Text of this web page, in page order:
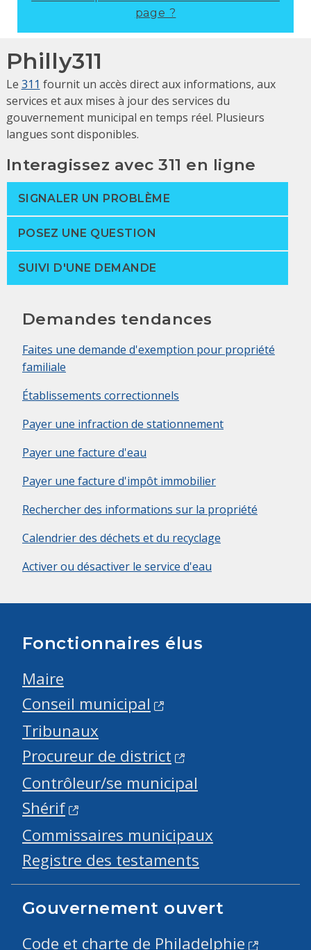
page ?
Philly311
Le 311 fournit un accès direct aux informations, aux
services et aux mises à jour des services du
gouvernement municipal en temps réel. Plusieurs
langues sont disponibles.
Interagissez avec 311 en ligne
SIGNALER UN PROBLÈME
POSEZ UNE QUESTION
SUIVI D'UNE DEMANDE
Demandes tendances
Faites une demande d'exemption pour propriété
familiale
Établissements correctionnels
Payer une infraction de stationnement
Payer une facture d'eau
Payer une facture d'impôt immobilier
Rechercher des informations sur la propriété
Calendrier des déchets et du recyclage
Activer ou désactiver le service d'eau
Fonctionnaires élus
Maire
Conseil municipal
Tribunaux
Procureur de district
Contrôleur/se municipal
Shérif
Commissaires municipaux
Registre des testaments
Gouvernement ouvert
Code et charte de Philadelphie